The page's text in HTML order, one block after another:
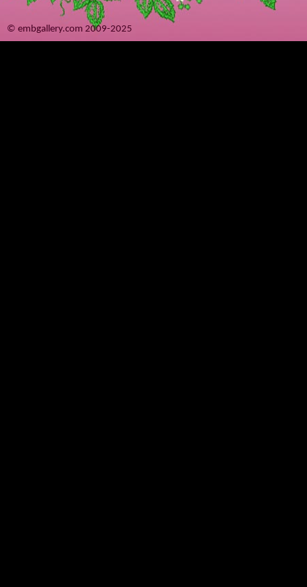
© embgallery.com 2009-2025